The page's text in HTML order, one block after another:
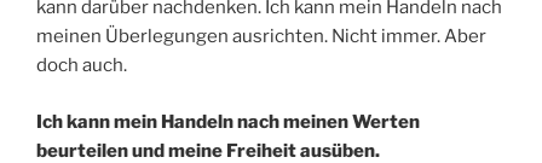
kann darüber nachdenken. Ich kann mein Handeln nach
meinen Überlegungen ausrichten. Nicht immer. Aber
doch auch.
Ich kann mein Handeln nach meinen Werten
beurteilen und meine Freiheit ausüben.